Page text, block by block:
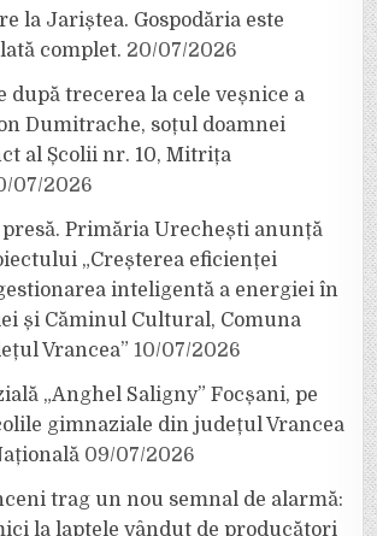
la Jariștea. Gospodăria este
complet. 20/07/2026
după trecerea la cele veșnice a
Dumitrache, soțul doamnei
al Școlii nr. 10, Mitrița
07/2026
Primăria Urechești anunță
„Creșterea eficienței
inteligentă a energiei în
și Căminul Cultural, Comuna
Vrancea” 10/07/2026
„Anghel Saligny” Focșani, pe
gimnaziale din județul Vrancea
09/07/2026
trag un nou semnal de alarmă:
la laptele vândut de producători